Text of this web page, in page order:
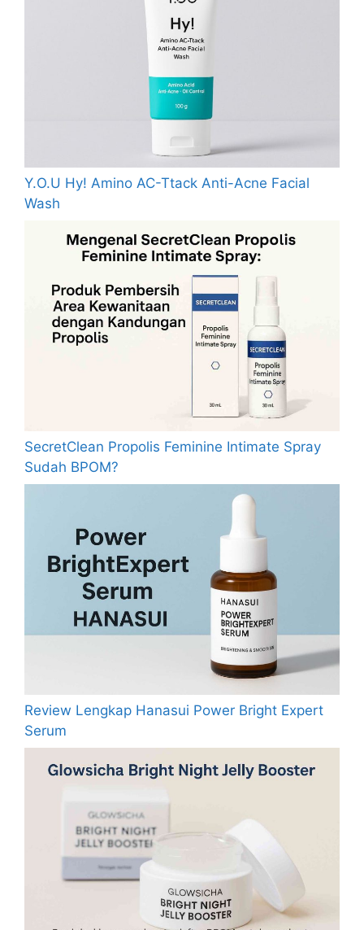
Y.O.U Hy! Amino AC-Ttack Anti-Acne Facial
Wash
SecretClean Propolis Feminine Intimate Spray
Sudah BPOM?
Review Lengkap Hanasui Power Bright Expert
Serum